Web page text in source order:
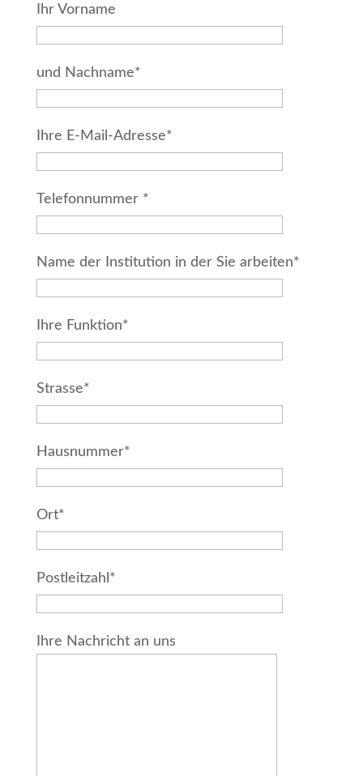
Ihr Vorname
und Nachname*
Ihre E-Mail-Adresse*
Telefonnummer *
Name der Institution in der Sie arbeiten*
Ihre Funktion*
Strasse*
Hausnummer*
Ort*
Postleitzahl*
Ihre Nachricht an uns